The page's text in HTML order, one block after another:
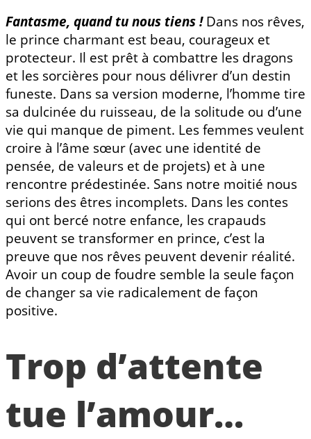
Fantasme, quand tu nous tiens !Dans nos rêves,
le prince charmant est beau, courageux et
protecteur. Il est prêt à combattre les dragons
et les sorcières pour nous délivrer d’un destin
funeste. Dans sa version moderne, l’homme tire
sa dulcinée du ruisseau, de la solitude ou d’une
vie qui manque de piment. Les femmes veulent
croire à l’âme sœur (avec une identité de
pensée, de valeurs et de projets) et à une
rencontre prédestinée. Sans notre moitié nous
serions des êtres incomplets. Dans les contes
qui ont bercé notre enfance, les crapauds
peuvent se transformer en prince, c’est la
preuve que nos rêves peuvent devenir réalité.
Avoir un coup de foudre semble la seule façon
de changer sa vie radicalement de façon
positive.
Trop d’attente
tue l’amour…